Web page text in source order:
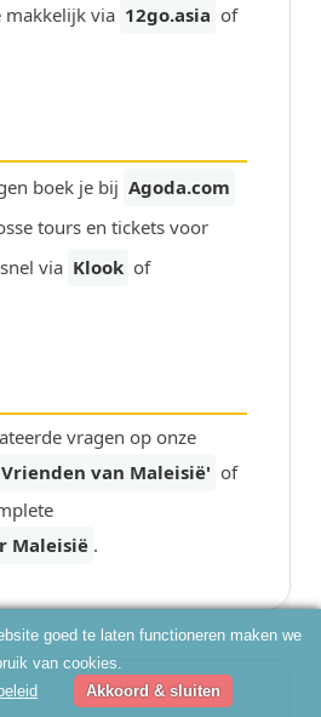
makkelijk via 12go.asia of
boek je bij Agoda.com
tours en tickets voor
via Klook of
vragen op onze
van Maleisië' of
Maleisië .
goed te laten functioneren maken we
van cookies.
Akkoord & sluiten